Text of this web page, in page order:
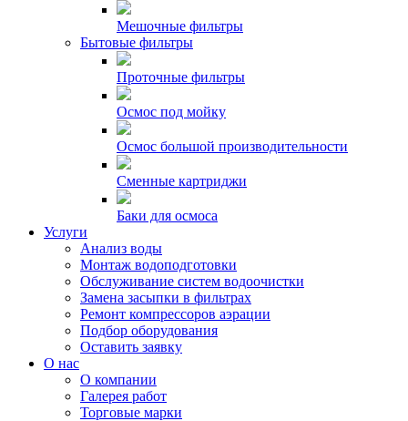
Мешочные фильтры
Бытовые фильтры
Проточные фильтры
Осмос под мойку
Осмос большой производительности
Сменные картриджи
Баки для осмоса
Услуги
Анализ воды
Монтаж водоподготовки
Обслуживание систем водоочистки
Замена засыпки в фильтрах
Ремонт компрессоров аэрации
Подбор оборудования
Оставить заявку
О нас
О компании
Галерея работ
Торговые марки